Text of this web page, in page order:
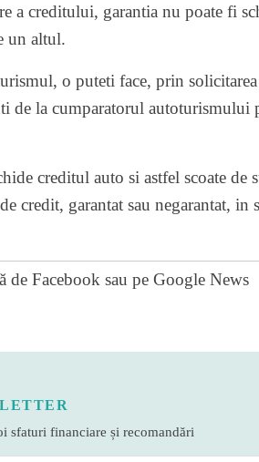
a creditului, garantia nu poate fi
un altul.
o puteti face, prin
la cumparatorul autoturismului
creditul auto si astfel scoate de
credit, garantat sau negarantat, in
de Facebook sau pe Google News
sfaturi financiare și recomandări